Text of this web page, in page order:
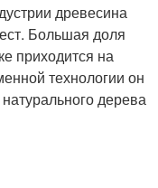
древесина
Большая доля
приходится на
технологии он
дерева